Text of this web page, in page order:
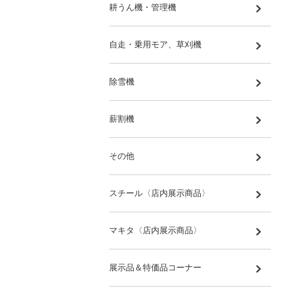
耕うん機・管理機
自走・乗用モア、草刈機
除雪機
薪割機
その他
スチール〈店内展示商品〉
マキタ〈店内展示商品〉
展示品＆特価品コーナー